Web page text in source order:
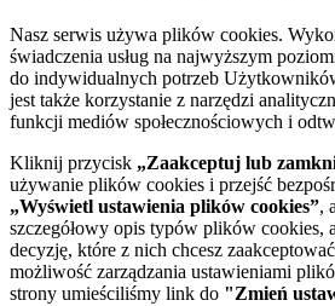
Nasz serwis używa plików cookies.
świadczenia usług na najwyższym
do indywidualnych potrzeb
jest także korzystanie z narzędzi
funkcji mediów społecznościowych i
Kliknij przycisk „Zaakceptuj lub
używanie plików cookies i przejść
„Wyświetl ustawienia plików cookies”,
szczegółowy opis typów plików cookies,
decyzję, które z nich chcesz
możliwość zarządzania ustawieniami
strony umieściliśmy link do "Zmień